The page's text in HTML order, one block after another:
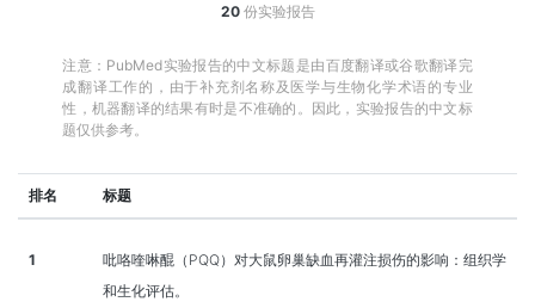
20份实验报告
注意：PubMed实验报告的中文标题是由百度翻译或谷歌翻译完
成翻译工作的，由于补充剂名称及医学与生物化学术语的专业
性，机器翻译的结果有时是不准确的。因此，实验报告的中文标
题仅供参考。
排名 标题
1
吡咯喹啉醌（PQQ）对大鼠卵巢缺血再灌注损伤的影响：组织学
和生化评估。